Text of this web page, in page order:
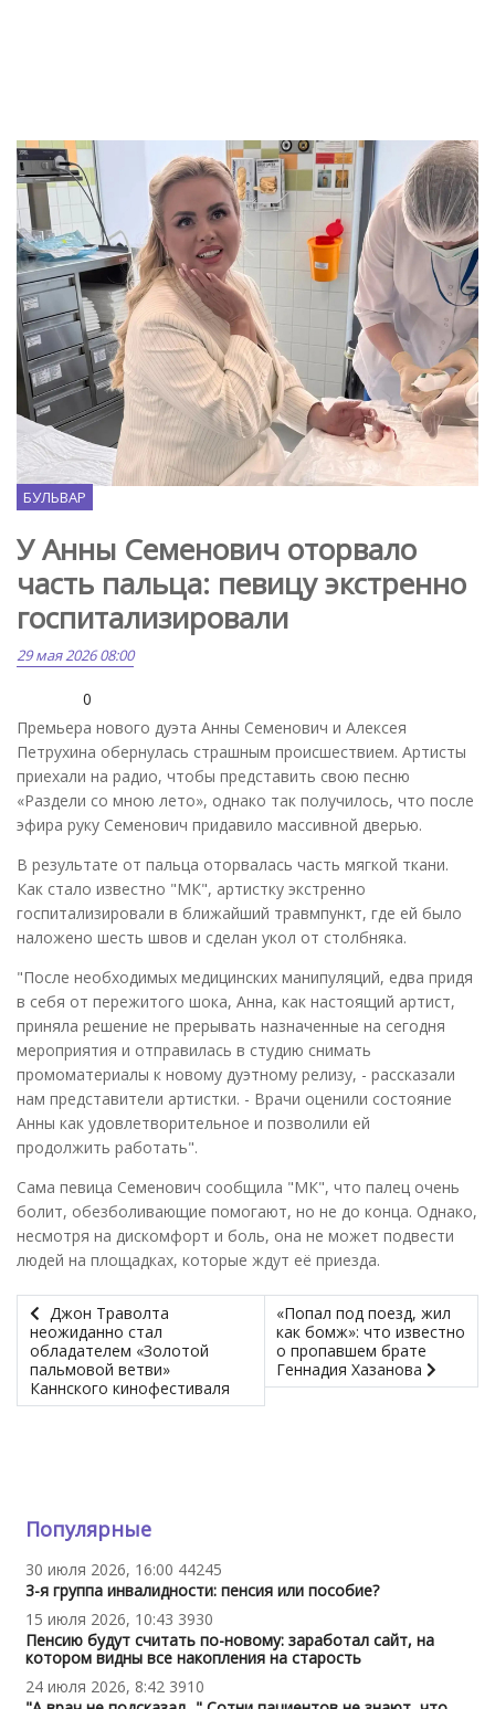
МК.ru
БУЛЬВАР
У Анны Семенович оторвало
часть пальца: певицу экстренно
госпитализировали
29 мая 2026 08:00
0
Премьера нового дуэта Анны Семенович и Алексея
Петрухина обернулась страшным происшествием. Артисты
приехали на радио, чтобы представить свою песню
«Раздели со мною лето», однако так получилось, что после
эфира руку Семенович придавило массивной дверью.
В результате от пальца оторвалась часть мягкой ткани.
Как стало известно "МК", артистку экстренно
госпитализировали в ближайший травмпункт, где ей было
наложено шесть швов и сделан укол от столбняка.
"После необходимых медицинских манипуляций, едва придя
в себя от пережитого шока, Анна, как настоящий артист,
приняла решение не прерывать назначенные на сегодня
мероприятия и отправилась в студию снимать
промоматериалы к новому дуэтному релизу, - рассказали
нам представители артистки. - Врачи оценили состояние
Анны как удовлетворительное и позволили ей
продолжить работать".
Сама певица Семенович сообщила "МК", что палец очень
болит, обезболивающие помогают, но не до конца. Однако,
несмотря на дискомфорт и боль, она не может подвести
людей на площадках, которые ждут её приезда.
Джон Траволта
неожиданно стал
обладателем «Золотой
пальмовой ветви»
Каннского кинофестиваля
«Попал под поезд, жил
как бомж»: что известно
о пропавшем брате
Геннадия Хазанова
Популярные
30 июля 2026, 16:00 44245
3-я группа инвалидности: пенсия или пособие?
15 июля 2026, 10:43 3930
Пенсию будут считать по-новому: заработал сайт, на
котором видны все накопления на старость
24 июля 2026, 8:42 3910